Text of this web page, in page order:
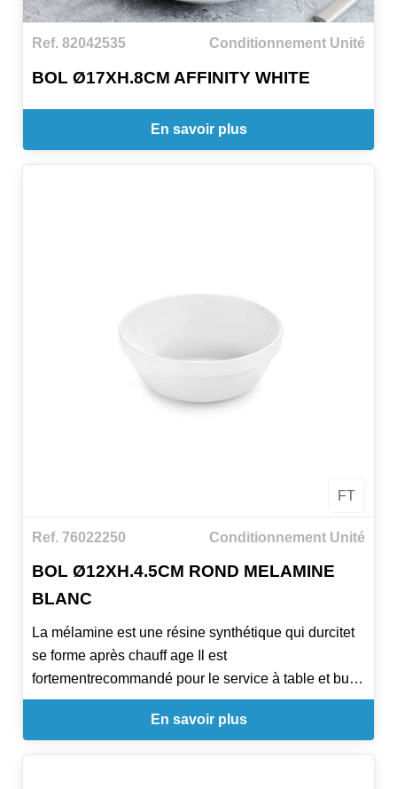
Ref. 82042535 Conditionnement Unité
BOL Ø17XH.8CM AFFINITY WHITE
En savoir plus
FT
Ref. 76022250 Conditionnement Unité
BOL Ø12XH.4.5CM ROND MELAMINE
BLANC
La mélamine est une résine synthétique qui durcitet
se forme après chauff age Il est
fortementrecommandé pour le service à table et buff
et pourses propriétés. Caractéristiques principales
:contact alimentaire approuvé certifi é par
En savoir plus